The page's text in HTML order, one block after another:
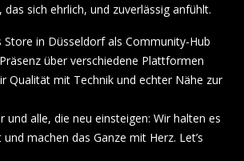
das sich ehrlich, und zuverlässig anfühlt.
in Düsseldorf als Community-Hub
über verschiedene Plattformen
Qualität mit Technik und echter Nähe zur
und alle, die neu einsteigen: Wir halten es
machen das Ganze mit Herz. Let’s